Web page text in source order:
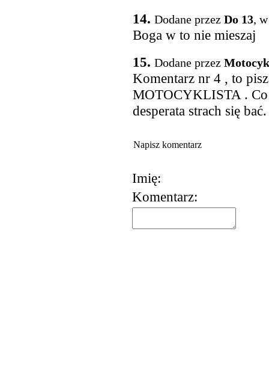
14. Dodane przez Do 13,
Boga w to nie mieszaj
15. Dodane przez
Komentarz nr 4 , to
MOTOCYKLISTA . Co
desperata strach się bać.
Napisz komentarz
Imię:
Komentarz: